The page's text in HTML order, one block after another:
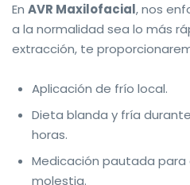
En AVR Maxilofacial, nos
a la normalidad sea lo más
extracción, te
Aplicación de frío local.
Dieta blanda y fría
horas.
Medicación pautada
molestia.